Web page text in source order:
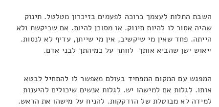
השבת התלות לעצמך כרוכה לפעמים בזיכרון מטלטל. תינוק
שהיה אסור לו להיות תינוק. או מסוכן להיות. אם שביקשת ולא
הייתה. פחד שאין מי שיקשיב, אין מי שייתן, עדיף לא לנסות.
ייאוש ישן שהביא אותך לוותר על כמיהתך לבני אדם.
המפגש עם המקום המפחיד בעולם מאפשר לו להתחיל לבטא
אותו. לגלות אם למישהו יש. לגלות אנשים שיכולים להיענות
למידה לא מבוטלת של הזדקקות. להניח על מישהו את הראש.